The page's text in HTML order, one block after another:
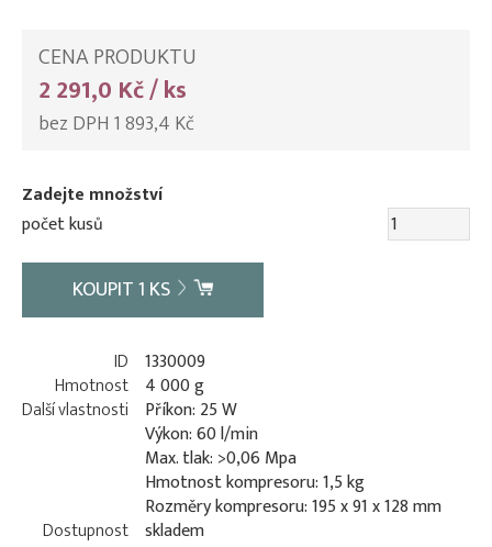
CENA PRODUKTU
2 291,0 Kč / ks
bez DPH 1 893,4 Kč
Zadejte množství
počet kusů
KOUPIT1 KS
ID 1330009
Hmotnost 4 000 g
Další vlastnosti
Příkon: 25 W
Výkon: 60 l/min
Max. tlak: >0,06 Mpa
Hmotnost kompresoru: 1,5 kg
Rozměry kompresoru: 195 x 91 x 128 mm
Dostupnost skladem